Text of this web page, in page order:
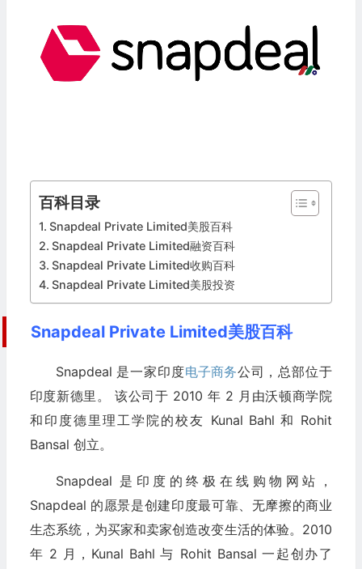
百科目录
Snapdeal Private Limited美股百科
Snapdeal Private Limited融资百科
Snapdeal Private Limited收购百科
Snapdeal Private Limited美股投资
Snapdeal Private Limited美股百科
Snapdeal 是一家印度电子商务公司，总部位于
印度新德里。 该公司于 2010 年 2 月由沃顿商学院
和印度德里理工学院的校友 Kunal Bahl 和 Rohit
Bansal 创立。
Snapdeal 是印度的终极在线购物网站，
Snapdeal 的愿景是创建印度最可靠、无摩擦的商业
生态系统，为买家和卖家创造改变生活的体验。2010
年 2 月，Kunal Bahl 与 Rohit Bansal 一起创办了